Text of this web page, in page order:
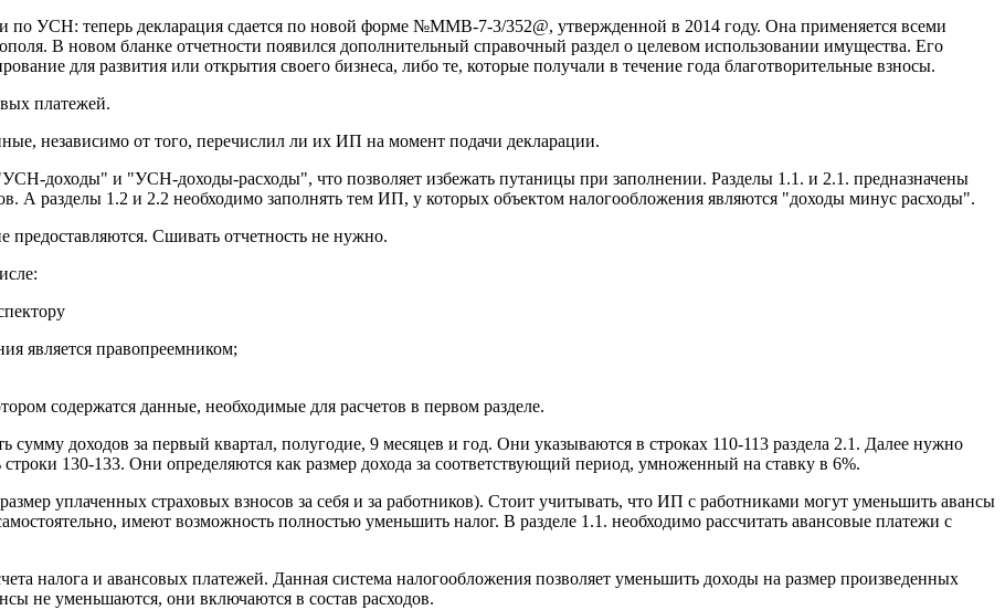
по УСН: теперь декларация сдается по новой форме №ММВ-7-3/352@, утвержденной в 2014 году. Она применяется всеми
В новом бланке отчетности появился дополнительный справочный раздел о целевом использовании имущества. Его
для развития или открытия своего бизнеса, либо те, которые получали в течение года благотворительные взносы.
платежей.
независимо от того, перечислил ли их ИП на момент подачи декларации.
доходы" и "УСН-доходы-расходы", что позволяет избежать путаницы при заполнении. Разделы 1.1. и 2.1. предназначены
А разделы 1.2 и 2.2 необходимо заполнять тем ИП, у которых объектом налогообложения являются "доходы минус расходы".
Сшивать отчетность не нужно.
является правопреемником;
содержатся данные, необходимые для расчетов в первом разделе.
доходов за первый квартал, полугодие, 9 месяцев и год. Они указываются в строках 110-113 раздела 2.1. Далее нужно
130-133. Они определяются как размер дохода за соответствующий период, умноженный на ставку в 6%.
уплаченных страховых взносов за себя и за работников). Стоит учитывать, что ИП с работниками могут уменьшить авансы
имеют возможность полностью уменьшить налог. В разделе 1.1. необходимо рассчитать авансовые платежи с
налога и авансовых платежей. Данная система налогообложения позволяет уменьшить доходы на размер произведенных
не уменьшаются, они включаются в состав расходов.